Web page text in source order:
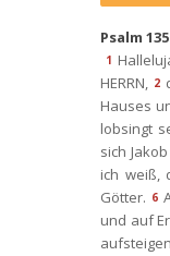
Psalm 135
1
HERRN, 2
Hauses
lobsingt
ich
ich weiß,
Götter. 6
und auf